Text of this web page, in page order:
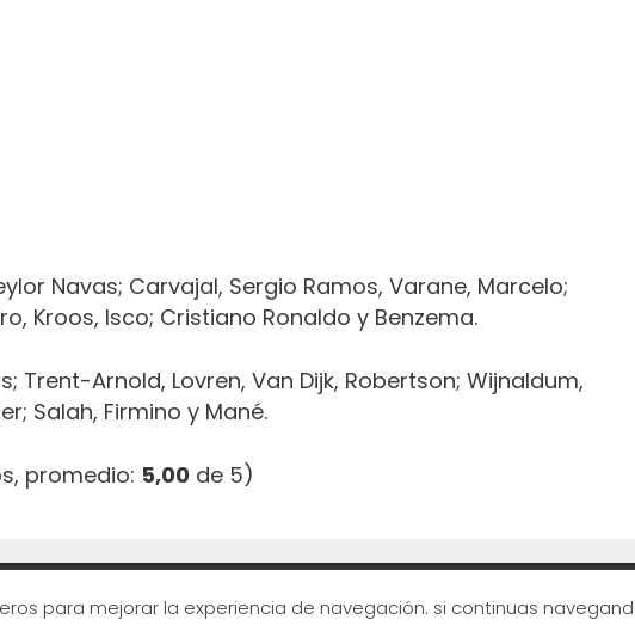
Navas; Carvajal, Sergio Ramos, Varane, Marcelo;
Kroos, Isco; Cristiano Ronaldo y Benzema.
Trent-Arnold, Lovren, Van Dijk, Robertson; Wijnaldum,
Salah, Firmino y Mané.
promedio: 5,00 de 5)
© 2020 ROJADIRECTA ·Contacto·Aviso Legal
para mejorar la experiencia de navegación. si continuas